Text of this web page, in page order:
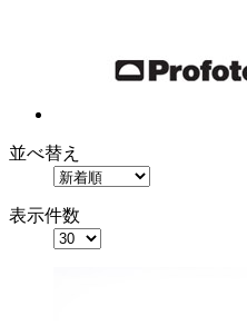
並べ替え
表示件数